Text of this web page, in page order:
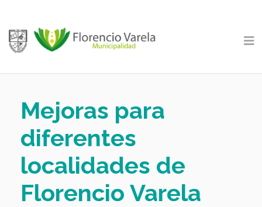
Mejoras para
diferentes
localidades de
Florencio Varela